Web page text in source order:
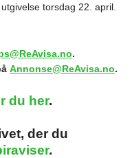
torsdag 22. april.
.
Annonse@ReAvisa.no.
du her.
der du
.